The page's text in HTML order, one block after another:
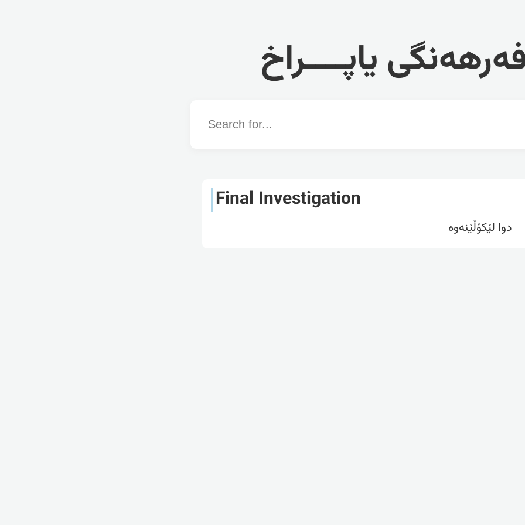
یاپــــراخ
Word
Final Investigation
دوا لێکۆڵێنەوە